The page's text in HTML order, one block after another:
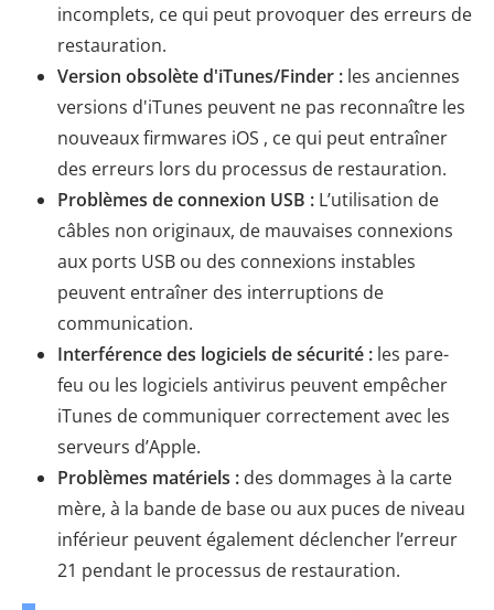
incomplets, ce qui peut provoquer des erreurs de
restauration.
Version obsolète d'iTunes/Finder : les anciennes
versions d'iTunes peuvent ne pas reconnaître les
nouveaux firmwares iOS , ce qui peut entraîner
des erreurs lors du processus de restauration.
Problèmes de connexion USB : L’utilisation de
câbles non originaux, de mauvaises connexions
aux ports USB ou des connexions instables
peuvent entraîner des interruptions de
communication.
Interférence des logiciels de sécurité : les pare-
feu ou les logiciels antivirus peuvent empêcher
iTunes de communiquer correctement avec les
serveurs d’Apple.
Problèmes matériels : des dommages à la carte
mère, à la bande de base ou aux puces de niveau
inférieur peuvent également déclencher l’erreur
21 pendant le processus de restauration.